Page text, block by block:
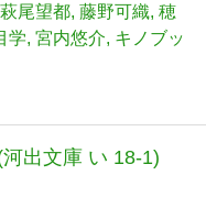
萩尾望都 藤野可織 穂
学 宮内悠介 キノブッ
出文庫 い 18-1)